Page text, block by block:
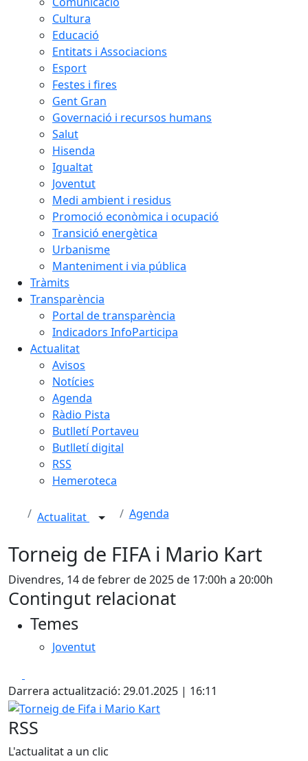
Cultura
Educació
Entitats i Associacions
Esport
Festes i fires
Gent Gran
Governació i recursos humans
Salut
Hisenda
Igualtat
Joventut
Medi ambient i residus
Promoció econòmica i ocupació
Transició energètica
Urbanisme
Manteniment i via pública
Tràmits
Transparència
Portal de transparència
Indicadors InfoParticipa
Actualitat
Avisos
Notícies
Agenda
Ràdio Pista
Butlletí Portaveu
Butlletí digital
RSS
Hemeroteca
Actualitat Agenda
Torneig de FIFA i Mario Kart
Divendres, 14 de febrer de 2025 de 17:00h a 20:00h
Contingut relacionat
Temes
Joventut
Darrera actualització: 29.01.2025 | 16:11
Torneig de Fifa i Mario Kart
RSS
L'actualitat a un clic